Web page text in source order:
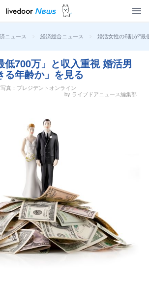
ニュース > 経済総合ニュース > 婚活女性の6割が"最
低700万」と収入重視 婚活男
る年齢か」を見る
写真：プレジデントオンライン
by ライブドアニュース編集部